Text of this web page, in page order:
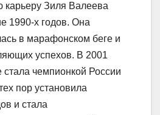
Зиля Валеева
1990-х годов. Она
в марафонском беге и
успехов. В 2001
стала чемпионкой России
пор установила
и стала